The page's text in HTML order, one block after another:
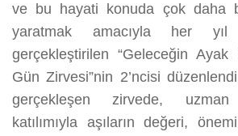
ve bu hayati konuda çok daha
yaratmak amacıyla her yıl
gerçekleştirilen “Geleceğin
Gün Zirvesi”nin 2’ncisi
gerçekleşen zirvede, uzman
katılımıyla aşıların değeri,